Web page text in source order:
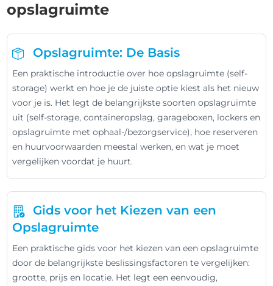
opslagruimte
Opslagruimte: De Basis
Een praktische introductie over hoe opslagruimte (self-
storage) werkt en hoe je de juiste optie kiest als het nieuw
voor je is. Het legt de belangrijkste soorten opslagruimte
uit (self-storage, containeropslag, garageboxen, lockers en
opslagruimte met ophaal-/bezorgservice), hoe reserveren
en huurvoorwaarden meestal werken, en wat je moet
vergelijken voordat je huurt.
Gids voor het Kiezen van een
Opslagruimte
Een praktische gids voor het kiezen van een opslagruimte
door de belangrijkste beslissingsfactoren te vergelijken:
grootte, prijs en locatie. Het legt een eenvoudig,